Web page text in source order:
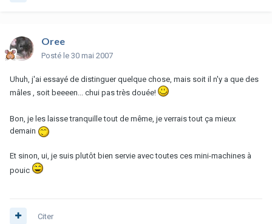
Oree
Posté le 30 mai 2007
Uhuh, j'ai essayé de distinguer quelque chose, mais soit il n'y a que des
mâles , soit beeeen... chui pas très douée!
Bon, je les laisse tranquille tout de même, je verrais tout ça mieux
demain
Et sinon, ui, je suis plutôt bien servie avec toutes ces mini-machines à
pouic
Citer